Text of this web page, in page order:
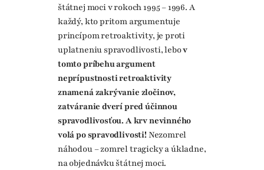
štátnej moci v rokoch 1995 – 1996. A
každý, kto pritom argumentuje
princípom retroaktivity, je proti
uplatneniu spravodlivosti, lebov
tomto príbehu argument
neprípustnosti retroaktivity
znamená zakrývanie zločinov,
zatváranie dverí pred účinnou
spravodlivosťou. A krv nevinného
volá po spravodlivosti!Nezomrel
náhodou – zomrel tragicky a úkladne,
na objednávku štátnej moci.